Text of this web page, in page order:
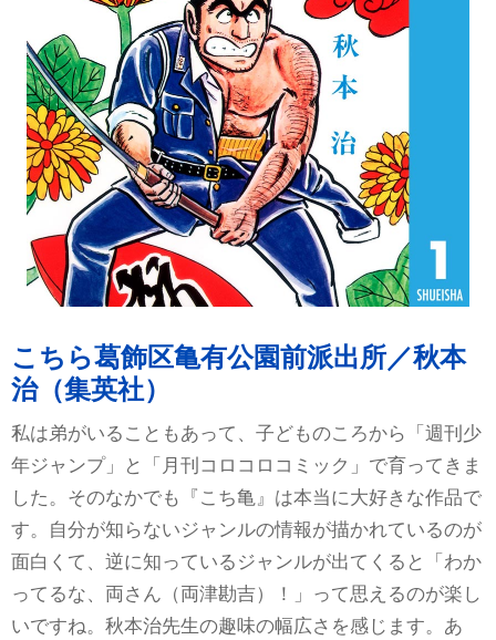
こちら葛飾区亀有公園前派出所／秋本
治（集英社）
私は弟がいることもあって、子どものころから「週刊少
年ジャンプ」と「月刊コロコロコミック」で育ってきま
した。そのなかでも『こち亀』は本当に大好きな作品で
す。自分が知らないジャンルの情報が描かれているのが
面白くて、逆に知っているジャンルが出てくると「わか
ってるな、両さん（両津勘吉）！」って思えるのが楽し
いですね。秋本治先生の趣味の幅広さを感じます。あ